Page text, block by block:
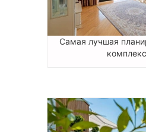
Самая лучшая